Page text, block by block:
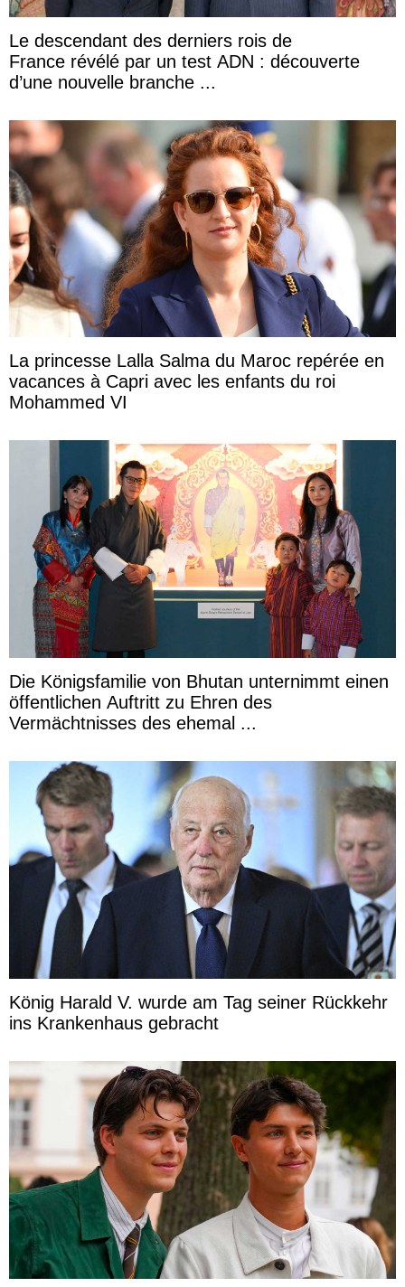
Le descendant des derniers rois de
France révélé par un test ADN : découverte
d’une nouvelle branche ...
La princesse Lalla Salma du Maroc repérée en
vacances à Capri avec les enfants du roi
Mohammed VI
Die Königsfamilie von Bhutan unternimmt einen
öffentlichen Auftritt zu Ehren des
Vermächtnisses des ehemal ...
König Harald V. wurde am Tag seiner Rückkehr
ins Krankenhaus gebracht